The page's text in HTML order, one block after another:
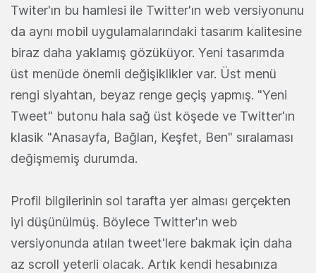
Twiter'ın bu hamlesi ile Twitter'ın web versiyonunu
da aynı mobil uygulamalarındaki tasarım kalitesine
biraz daha yaklamış gözüküyor. Yeni tasarımda
üst menüde önemli değişiklikler var. Üst menü
rengi siyahtan, beyaz renge geçiş yapmış. "Yeni
Tweet" butonu hala sağ üst köşede ve Twitter'ın
klasik "Anasayfa, Bağlan, Keşfet, Ben" sıralaması
değişmemiş durumda.
Profil bilgilerinin sol tarafta yer alması gerçekten
iyi düşünülmüş. Böylece Twitter'ın web
versiyonunda atılan tweet'lere bakmak için daha
az scroll yeterli olacak. Artık kendi hesabınıza